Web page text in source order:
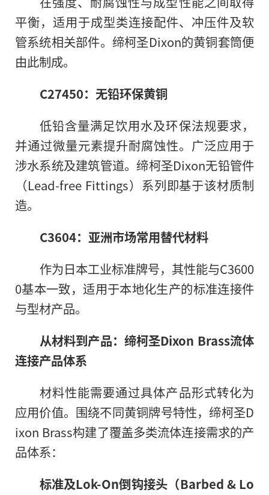
平衡，适用于成型类连接配件、冲压件及软
管系统相关部件。缔柯圣Dixon的黄铜套筒便
由此制成。
C27450：无铅环保黄铜
低铅含量满足饮用水及环保法规要求，
并通过微量元素提升耐腐蚀性。广泛应用于
涉水系统及建筑管道。缔柯圣Dixon无铅管件
（Lead-free Fittings）系列即基于该材质制
造。
C3604：亚洲市场常用替代材料
作为日本工业标准牌号，其性能与C3600
0基本一致，适用于本地化生产的标准连接件
与型材产品。
从材料到产品： 缔柯圣Dixon Brass流体
连接产品体系
材料性能需要通过具体产品形式转化为
应用价值。围绕不同黄铜牌号特性，缔柯圣D
ixon Brass构建了覆盖多类流体连接需求的产
品体系：
标准及Lok-On倒钩接头（Barbed & Lo